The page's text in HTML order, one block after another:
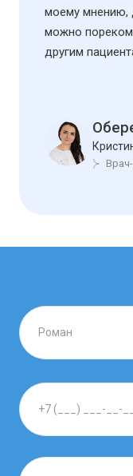
моему мнению,
можно
другим